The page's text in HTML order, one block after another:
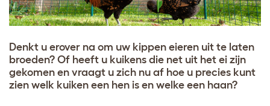
Denkt u erover na om uw kippen eieren uit te laten
broeden? Of heeft u kuikens die net uit het ei zijn
gekomen en vraagt u zich nu af hoe u precies kunt
zien welk kuiken een hen is en welke een haan?